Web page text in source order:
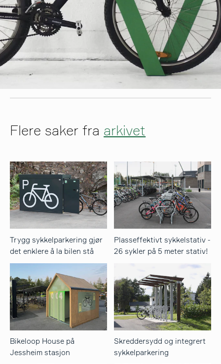
Flere saker fra arkivet
Trygg sykkelparkering gjør
det enklere å la bilen stå
Plasseffektivt sykkelstativ -
26 sykler på 5 meter stativ!
Bikeloop House på
Jessheim stasjon
Skreddersydd og integrert
sykkelparkering